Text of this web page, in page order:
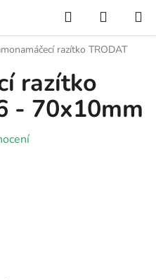
Hledat
KOŠÍK
razítko TRODAT
razítko
- 70x10mm